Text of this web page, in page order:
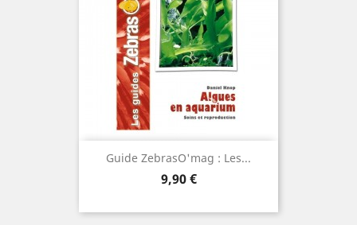
Guide ZebrasO'mag : Les...
Prix
9,90 €